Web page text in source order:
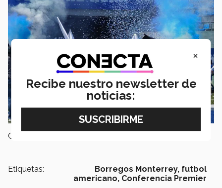
Campus:
Etiquetas: Borregos Monterrey, futbol
americano, Conferencia Premier
×
Recibe nuestro newsletter de
noticias: